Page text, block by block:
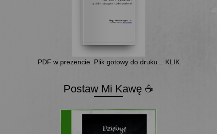
PDF w prezencie. Plik gotowy do druku... KLIK
Postaw Mi Kawę ☕